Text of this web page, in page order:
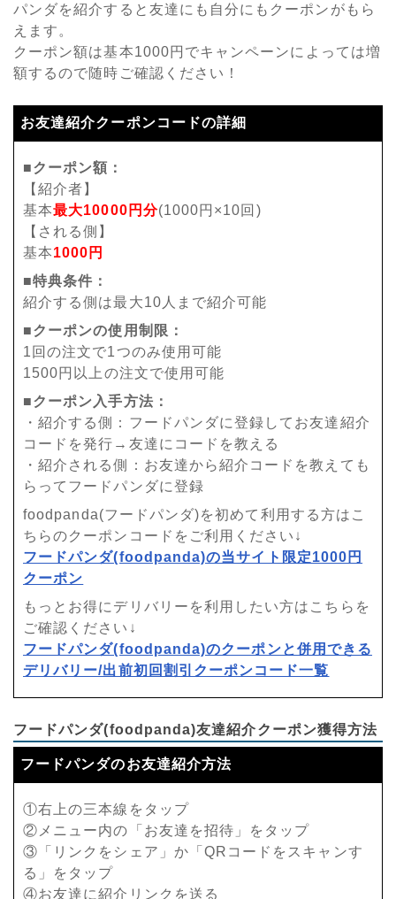
パンダを紹介すると友達にも自分にもクーポンがもら
えます。
クーポン額は基本1000円でキャンペーンによっては増
額するので随時ご確認ください！
お友達紹介クーポンコードの詳細
■クーポン額：
【紹介者】
基本最大10000円分(1000円×10回)
【される側】
基本1000円
■特典条件：
紹介する側は最大10人まで紹介可能
■クーポンの使用制限：
1回の注文で1つのみ使用可能
1500円以上の注文で使用可能
■クーポン入手方法：
・紹介する側：フードパンダに登録してお友達紹介
コードを発行→友達にコードを教える
・紹介される側：お友達から紹介コードを教えても
らってフードパンダに登録
foodpanda(フードパンダ)を初めて利用する方はこ
ちらのクーポンコードをご利用ください↓
フードパンダ(foodpanda)の当サイト限定1000円
クーポン
もっとお得にデリバリーを利用したい方はこちらを
ご確認ください↓
フードパンダ(foodpanda)のクーポンと併用できる
デリバリー/出前初回割引クーポンコード一覧
フードパンダ(foodpanda)友達紹介クーポン獲得方法
フードパンダのお友達紹介方法
①右上の三本線をタップ
②メニュー内の「お友達を招待」をタップ
③「リンクをシェア」か「QRコードをスキャンす
る」をタップ
④お友達に紹介リンクを送る